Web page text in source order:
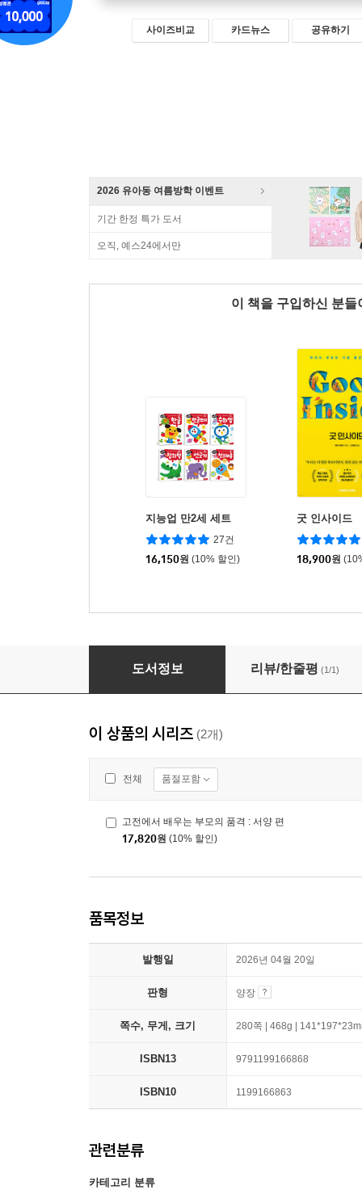
사이즈비교 카드뉴스 공유하기
2026 유아동 여름방학 이벤트
기간 한정 특가 도서
오직, 예스24에서만
이 책을 구입하신 분
지능업 만2세 세트
27건
16,150원 (10% 할인)
굿 인사이드
18,900원
고전에서 배우는 부모의 품격 : 서양 편
도서정보 리뷰/한줄평 (1/1)
이 상품의 시리즈 (2개)
전체 품절포함
고전에서 배우는 부모의 품격 : 서양 편
17,820원 (10% 할인)
품목정보
발행일 2026년 04월 20일
판형 양장
쪽수, 무게, 크기 280쪽 | 468g |
ISBN13 9791199166868
ISBN10 1199166863
관련분류
카테고리 분류